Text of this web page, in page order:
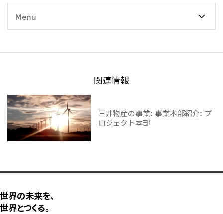
Menu
関連情報
三井物産の事業: 事業本部紹介: プ
ロジェクト本部
世界の未来を、
世界とつくる。